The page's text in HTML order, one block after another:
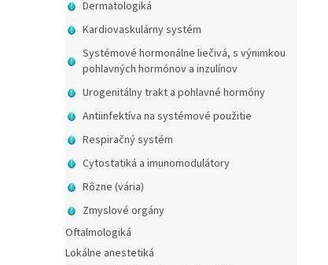
Dermatologiká
Kardiovaskulárny systém
Systémové hormonálne liečivá, s výnimkou
pohlavných hormónov a inzulínov
Urogenitálny trakt a pohlavné hormóny
Antiinfektíva na systémové použitie
Respiračný systém
Cytostatiká a imunomodulátory
Rôzne (vária)
Zmyslové orgány
Oftalmologiká
Lokálne anestetiká